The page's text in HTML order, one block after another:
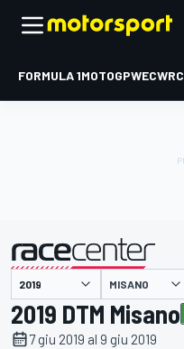
FORMULA 1MOTOGPWECWRC
presentato da MISANO
2019 DTM Misano
7 giu 2019 al 9 giu 2019